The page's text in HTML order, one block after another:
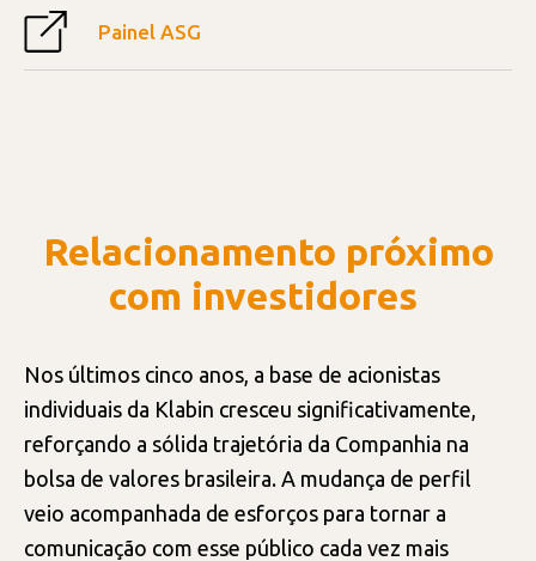
Painel ASG
Relacionamento próximo
com investidores
Nos últimos cinco anos, a base de acionistas
individuais da Klabin cresceu significativamente,
reforçando a sólida trajetória da Companhia na
bolsa de valores brasileira. A mudança de perfil
veio acompanhada de esforços para tornar a
comunicação com esse público cada vez mais